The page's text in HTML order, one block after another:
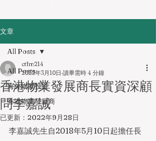
文章
All Posts
海外物業投資
香港物業發展商
All Posts
香港物業發展商長實資深顧
問李嘉誠
ctfm214
2022年3月10日 讀畢需時 4 分鐘
已更新： 2022年9月28日
李嘉誠先生自2018年5月10日起擔任長